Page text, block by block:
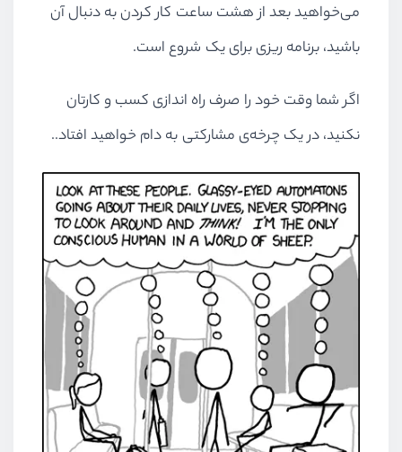
می‌خواهید بعد از هشت ساعت کار کردن به دنبال آن
باشید، برنامه ریزی برای یک شروع است.
اگر شما وقت خود را صرف راه اندازی کسب و کارتان
نکنید، در یک چرخه‌ی مشارکتی به دام خواهید افتاد..